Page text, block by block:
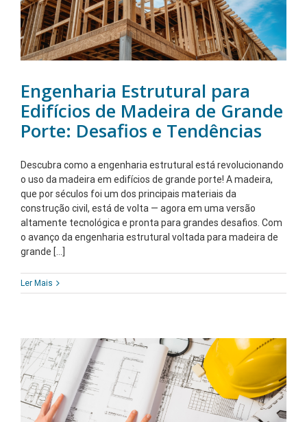
Engenharia Estrutural para
Edifícios de Madeira de Grande
Porte: Desafios e Tendências
Descubra como a engenharia estrutural está revolucionando
o uso da madeira em edifícios de grande porte! A madeira,
que por séculos foi um dos principais materiais da
construção civil, está de volta — agora em uma versão
altamente tecnológica e pronta para grandes desafios. Com
o avanço da engenharia estrutural voltada para madeira de
grande [...]
Ler Mais